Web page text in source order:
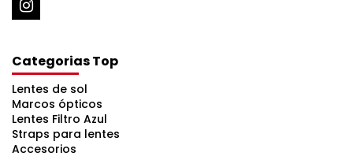
Categorias Top
Lentes de sol
Marcos ópticos
Lentes Filtro Azul
Straps para lentes
Accesorios